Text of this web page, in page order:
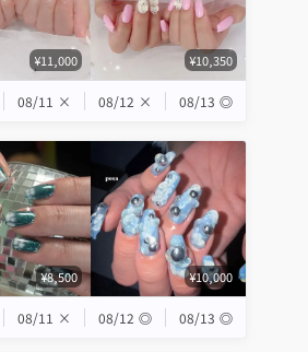
¥11,000 ¥10,350
08/11 × 08/12 × 08/13 ◎
¥8,500 ¥10,000
08/11 × 08/12 ◎ 08/13 ◎